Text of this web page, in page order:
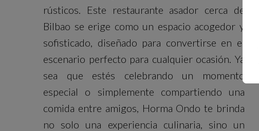
rústicos. Este restaurante asador cerca de
Bilbao se erige como un espacio acogedor y
sofisticado, diseñado para convertirse en el
escenario perfecto para cualquier ocasión. Ya
sea que estés celebrando un momento
especial o simplemente compartiendo una
comida entre amigos, Horma Ondo te brinda
no solo una experiencia culinaria, sino un